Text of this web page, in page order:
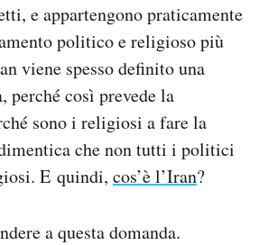
e appartengono praticamente
politico e religioso più
viene spesso definito una
perché così prevede la
sono i religiosi a fare la
che non tutti i politici
E quindi, cos’è l’Iran?
a questa domanda.